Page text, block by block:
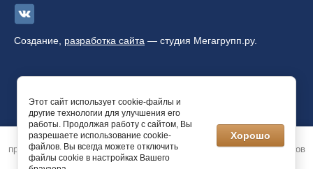
Создание, разработка сайта — студия Мегагрупп.ру.
© 2019 Vs team
Политика конфиденциальности
Этот сайт использует файлы cookie и метаданные. Продолжая
просматривать его, вы соглашаетесь на использование нами файлов
cookie и метаданных в соответствии с
Этот сайт использует cookie-файлы и
другие технологии для улучшения его
работы. Продолжая работу с сайтом, Вы
разрешаете использование cookie-
файлов. Вы всегда можете отключить
файлы cookie в настройках Вашего
Хорошо